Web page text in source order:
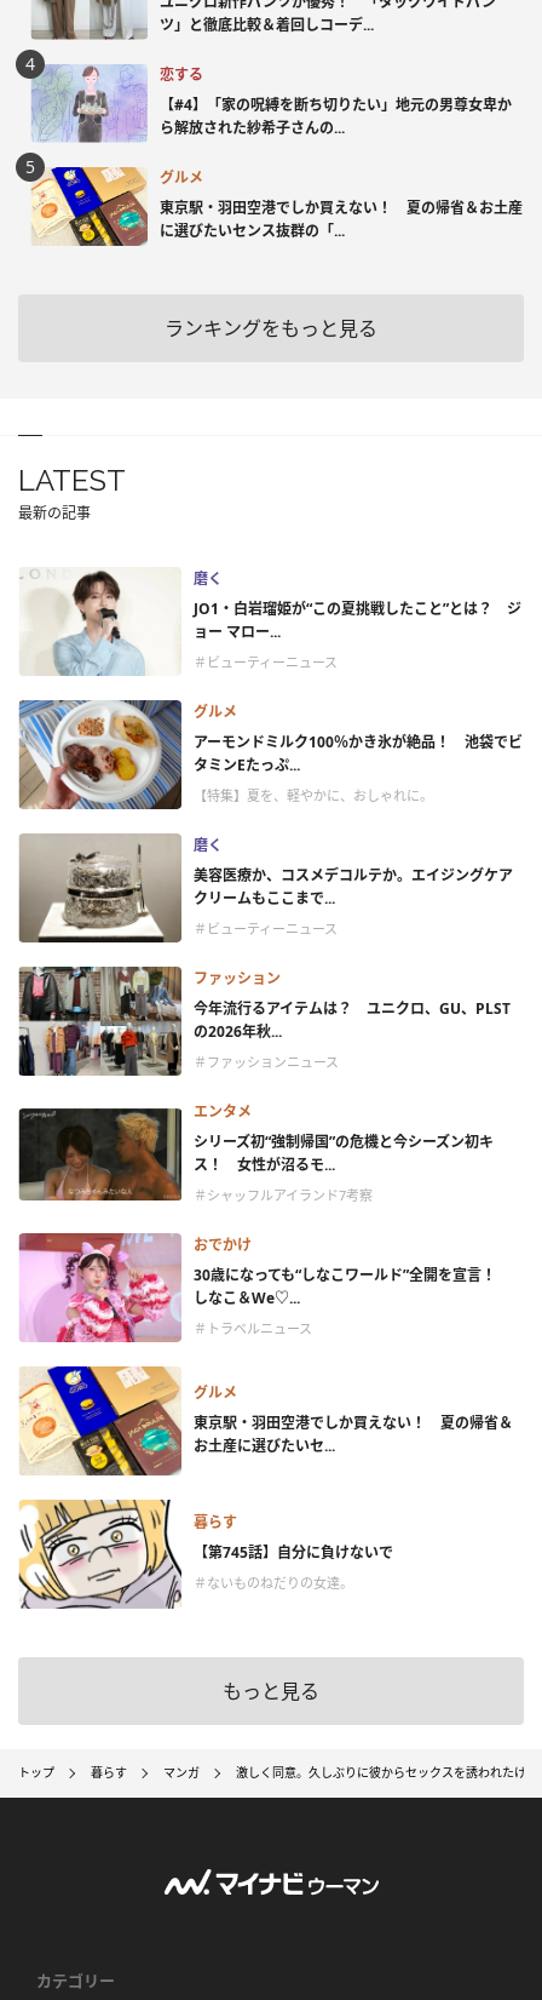
ツ」と徹底比較＆着回しコーデ...
恋する
【#4】「家の呪縛を断ち切りたい」地元の男尊女卑か
ら解放された紗希子さんの...
グルメ
東京駅・羽田空港でしか買えない！ 夏の帰省＆お土産
に選びたいセンス抜群の「...
ランキングをもっと見る
LATEST
最新の記事
磨く
JO1・白岩瑠姫が“この夏挑戦したこと”とは？ ジ
ョー マロー...
＃ビューティーニュース
グルメ
アーモンドミルク100％かき氷が絶品！ 池袋でビ
タミンEたっぷ...
【特集】夏を、軽やかに、おしゃれに。
磨く
美容医療か、コスメデコルテか。エイジングケア
クリームもここまで...
＃ビューティーニュース
ファッション
今年流行るアイテムは？ ユニクロ、GU、PLST
の2026年秋...
＃ファッションニュース
エンタメ
シリーズ初“強制帰国”の危機と今シーズン初キ
ス！ 女性が沼るモ...
＃シャッフルアイランド7考察
おでかけ
30歳になっても“しなこワールド”全開を宣言！
しなこ＆We♡...
＃トラベルニュース
グルメ
東京駅・羽田空港でしか買えない！ 夏の帰省＆
お土産に選びたいセ...
暮らす
【第745話】自分に負けないで
＃ないものねだりの女達。
もっと見る
トップ 暮らす マンガ 激しく同意。久しぶりに彼からセックスを誘われた
カテゴリー